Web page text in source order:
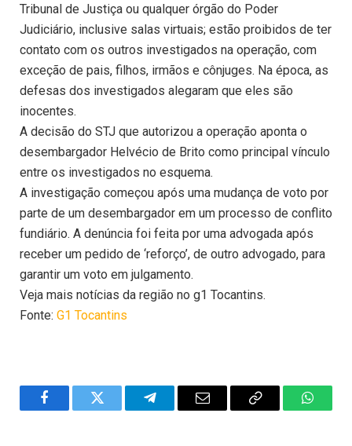
Tribunal de Justiça ou qualquer órgão do Poder
Judiciário, inclusive salas virtuais; estão proibidos de ter
contato com os outros investigados na operação, com
exceção de pais, filhos, irmãos e cônjuges. Na época, as
defesas dos investigados alegaram que eles são
inocentes.
A decisão do STJ que autorizou a operação aponta o
desembargador Helvécio de Brito como principal vínculo
entre os investigados no esquema.
A investigação começou após uma mudança de voto por
parte de um desembargador em um processo de conflito
fundiário. A denúncia foi feita por uma advogada após
receber um pedido de ‘reforço’, de outro advogado, para
garantir um voto em julgamento.
Veja mais notícias da região no g1 Tocantins.
Fonte: G1 Tocantins
FacebookTwitter TelegramEmail
Copy